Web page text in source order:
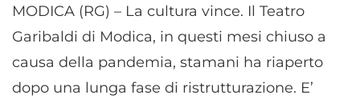
MODICA (RG) – La cultura vince. Il Teatro
Garibaldi di Modica, in questi mesi chiuso a
causa della pandemia, stamani ha riaperto
dopo una lunga fase di ristrutturazione. E’